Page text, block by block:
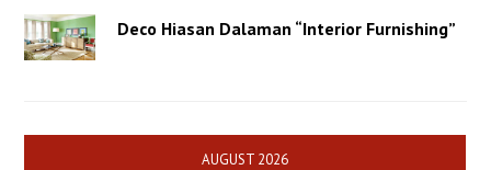
Deco Hiasan Dalaman “Interior Furnishing”
AUGUST 2026